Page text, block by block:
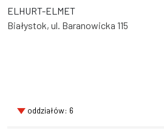
ELHURT-ELMET
Białystok, ul. Baranowicka 115
oddziałów: 6